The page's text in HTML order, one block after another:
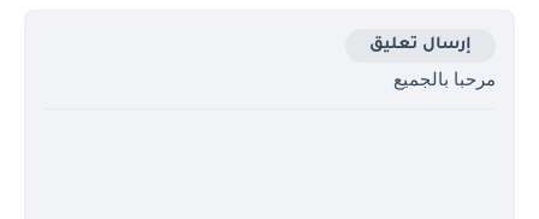
إرسال تعليق
مرحبا بالجميع